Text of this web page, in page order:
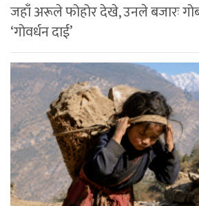
जहाँ अरूले फोहोर देखे, उनले बजारः
‘गोवर्धन दाई’